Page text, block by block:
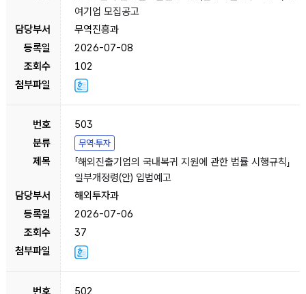
여기업 모집공고
무역진흥과
2026-07-08
102
503
무역·투자
「해외진출기업의 국내복귀 지원에 관한 법률 시행규칙」
일부개정령(안) 입법예고
해외투자과
2026-07-06
37
502